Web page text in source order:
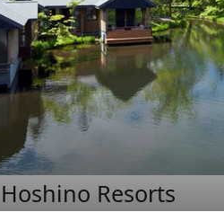
Resorts